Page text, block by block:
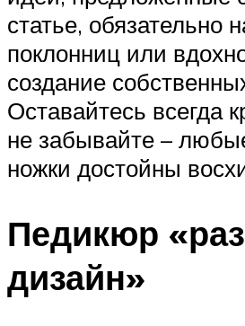
статье, обязательно
поклонниц или
создание
Оставайтесь всегда
не забывайте –
ножки достойны
Педикюр
дизайн»